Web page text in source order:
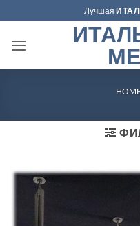
to
content
Лучшая